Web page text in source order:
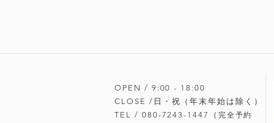
OPEN / 9:00 - 18 :00
CLOSE /日・祝（年末年始は除く）
TEL / 080-7243-1447（ 完全予約